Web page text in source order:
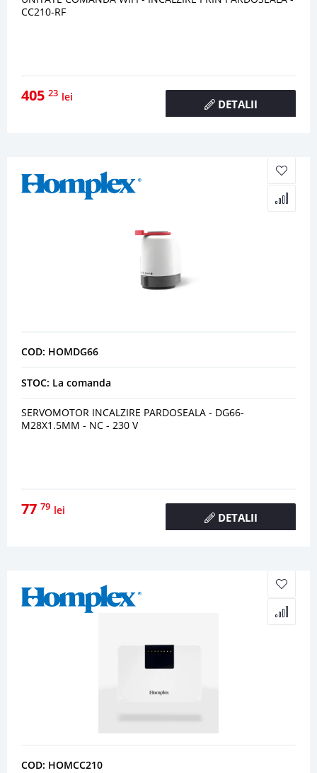
CC210-RF
405 23 lei
DETALII
COD: HOMDG66
STOC: La comanda
SERVOMOTOR INCALZIRE PARDOSEALA - DG66-
M28X1.5MM - NC - 230 V
77 79 lei
DETALII
COD: HOMCC210